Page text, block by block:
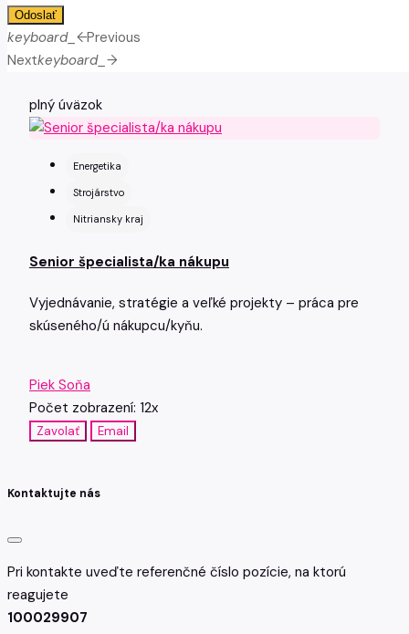
Odoslať
keyboard_arrow_leftPrevious
Nextkeyboard_arrow_right
plný úväzok
Energetika
Strojárstvo
Nitriansky kraj
Senior špecialista/ka nákupu
Vyjednávanie, stratégie a veľké projekty – práca pre
skúseného/ú nákupcu/kyňu.
Piek Soňa
Počet zobrazení: 12x
Zavolať Email
Kontaktujte nás
Pri kontakte uveďte referenčné číslo pozície, na ktorú
reagujete
100029907